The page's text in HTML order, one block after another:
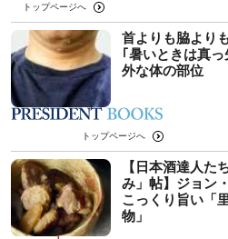
トップページへ
首よりも脇より
｢暑いときは真
外な体の部位
トップページへ
【日本酒達人た
み」帖】ジョン
こっくり旨い「
物」